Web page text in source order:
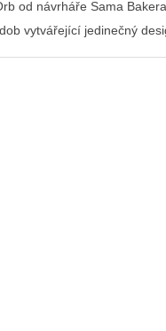
od návrháře Sama Bakera
vytvářející jedinečný